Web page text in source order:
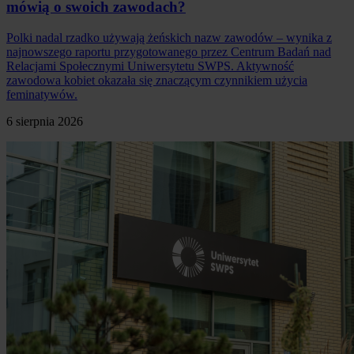
mówią o swoich zawodach?
Polki nadal rzadko używają żeńskich nazw zawodów – wynika z
najnowszego raportu przygotowanego przez Centrum Badań nad
Relacjami Społecznymi Uniwersytetu SWPS. Aktywność
zawodowa kobiet okazała się znaczącym czynnikiem użycia
feminatywów.
6 sierpnia 2026